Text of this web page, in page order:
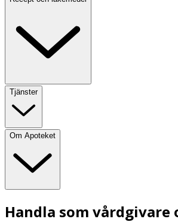
Tjänster
Om Apoteket
Handla som vårdgivare